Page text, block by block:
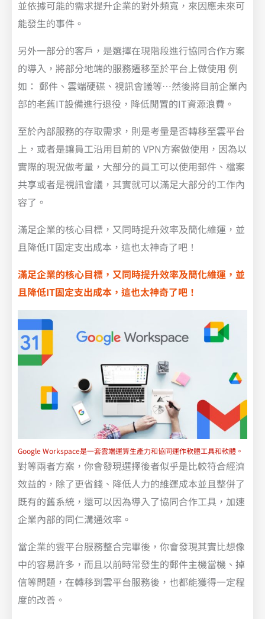
並依據可能的需求提升企業的對外頻寬，來因應未來可
能發生的事件。
另外一部分的客戶，是選擇在現階段進行協同合作方案
的導入，將部分地端的服務遷移至於平台上做使用 例
如： 郵件、雲端硬碟、視訊會議等…然後將目前企業內
部的老舊IT設備進行退役，降低閒置的IT資源浪費。
至於內部服務的存取需求，則是考量是否轉移至雲平台
上，或者是讓員工沿用目前的 VPN方案做使用，因為以
實際的現況做考量，大部分的員工可以使用郵件、檔案
共享或者是視訊會議，其實就可以滿足大部分的工作內
容了。
滿足企業的核心目標，又同時提升效率及簡化維運，並
且降低IT固定支出成本，這也太神奇了吧！
滿足企業的核心目標，又同時提升效率及簡化維運，並
且降低IT固定支出成本，這也太神奇了吧！
Google Workspace是一套雲端運算生產力和協同運作軟體工具和軟體。
對等兩者方案，你會發現選擇後者似乎是比較符合經濟
效益的，除了更省錢、降低人力的維運成本並且整併了
既有的舊系統，還可以因為導入了協同合作工具，加速
企業內部的同仁溝通效率。
當企業的雲平台服務整合完畢後，你會發現其實比想像
中的容易許多，而且以前時常發生的郵件主機當機、掉
信等問題，在轉移到雲平台服務後，也都能獲得一定程
度的改善。